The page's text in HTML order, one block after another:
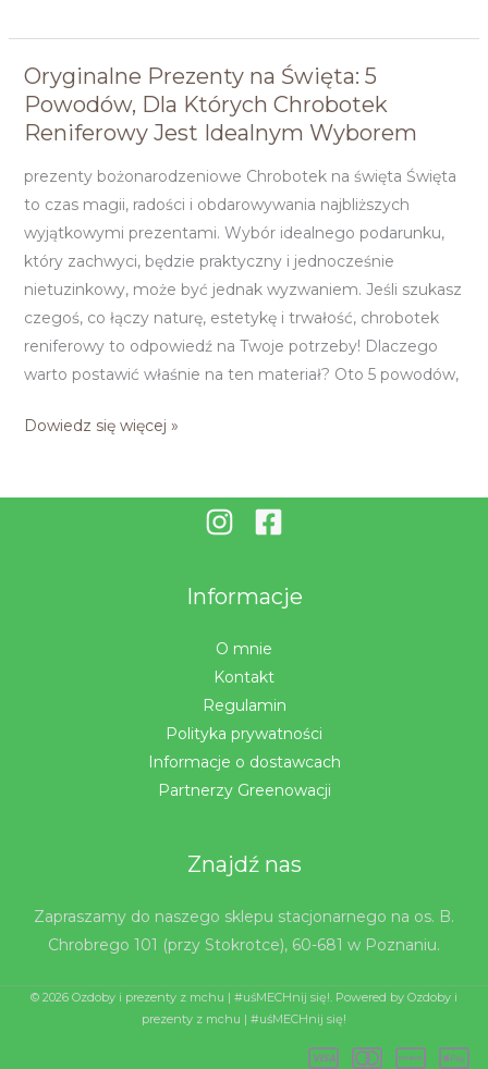
Oryginalne Prezenty na Święta: 5
Powodów, Dla Których Chrobotek
Reniferowy Jest Idealnym Wyborem
prezenty bożonarodzeniowe Chrobotek na święta Święta
to czas magii, radości i obdarowywania najbliższych
wyjątkowymi prezentami. Wybór idealnego podarunku,
który zachwyci, będzie praktyczny i jednocześnie
nietuzinkowy, może być jednak wyzwaniem. Jeśli szukasz
czegoś, co łączy naturę, estetykę i trwałość, chrobotek
reniferowy to odpowiedź na Twoje potrzeby! Dlaczego
warto postawić właśnie na ten materiał? Oto 5 powodów,
Oryginalne
Prezenty
na
5
Powodów,
Dla
Których
Chrobotek
Reniferowy
Jest
Idealnym
Wyborem
Dowiedz się więcej »
Informacje
O mnie
Kontakt
Regulamin
Polityka prywatności
Informacje o dostawcach
Partnerzy Greenowacji
Znajdź nas
Zapraszamy do naszego sklepu stacjonarnego na os. B.
Chrobrego 101 (przy Stokrotce), 60-681 w Poznaniu.
© 2026 Ozdoby i prezenty z mchu | #uśMECHnij się!. Powered by Ozdoby i
prezenty z mchu | #uśMECHnij się!